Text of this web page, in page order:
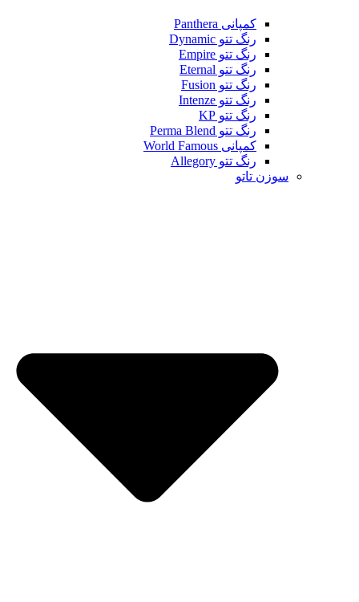
کمپانی Panthera
رنگ تتو Dynamic
رنگ تتو Empire
رنگ تتو Eternal
رنگ تتو Fusion
رنگ تتو Intenze
رنگ تتو KP
رنگ تتو Perma Blend
کمپانی World Famous
رنگ تتو Allegory
سوزن تاتو